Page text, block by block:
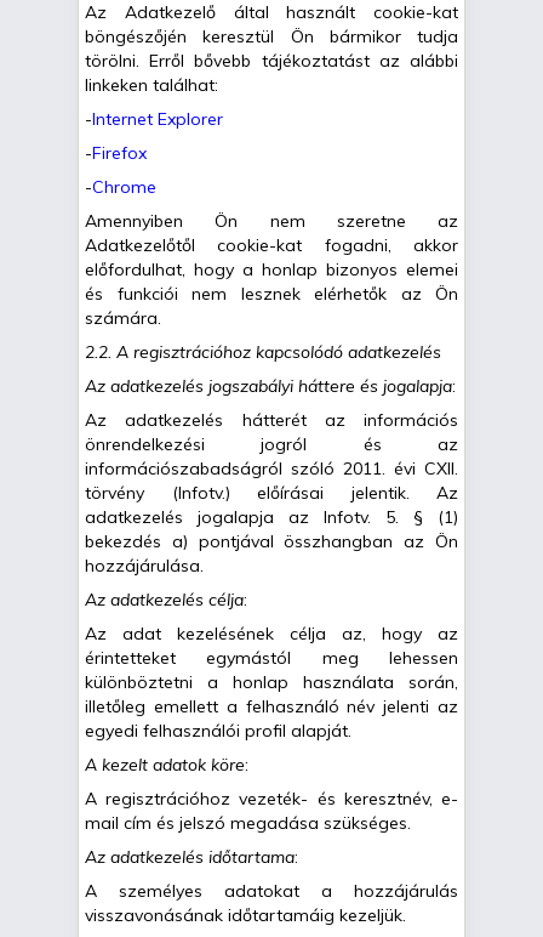
Az Adatkezelő által használt cookie-kat
böngészőjén keresztül Ön bármikor tudja
törölni. Erről bővebb tájékoztatást az alábbi
linkeken találhat:
-Internet Explorer
-Firefox
-Chrome
Amennyiben Ön nem szeretne az
Adatkezelőtől cookie-kat fogadni, akkor
előfordulhat, hogy a honlap bizonyos elemei
és funkciói nem lesznek elérhetők az Ön
számára.
2.2. A regisztrációhoz kapcsolódó adatkezelés
Az adatkezelés jogszabályi háttere és jogalapja:
Az adatkezelés hátterét az információs
önrendelkezési jogról és az
információszabadságról szóló 2011. évi CXII.
törvény (Infotv.) előírásai jelentik. Az
adatkezelés jogalapja az Infotv. 5. § (1)
bekezdés a) pontjával összhangban az Ön
hozzájárulása.
Az adatkezelés célja:
Az adat kezelésének célja az, hogy az
érintetteket egymástól meg lehessen
különböztetni a honlap használata során,
illetőleg emellett a felhasználó név jelenti az
egyedi felhasználói profil alapját.
A kezelt adatok köre:
A regisztrációhoz vezeték- és keresztnév, e-
mail cím és jelszó megadása szükséges.
Az adatkezelés időtartama:
A személyes adatokat a hozzájárulás
visszavonásának időtartamáig kezeljük.